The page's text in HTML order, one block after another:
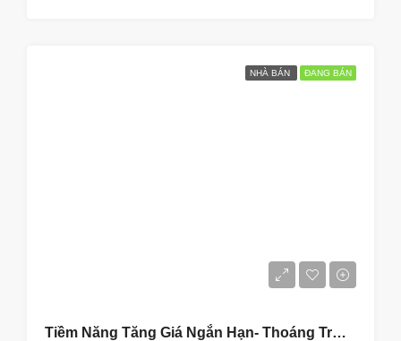
NHÀ BÁN ĐANG BÁN
Tiềm Năng Tăng Giá Ngắn Hạn- Thoáng Trước Sau